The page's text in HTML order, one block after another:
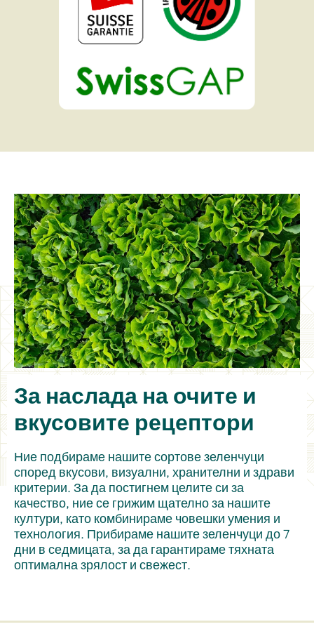
За наслада на очите и
вкусовите рецептори
Ние подбираме нашите сортове зеленчуци
според вкусови, визуални, хранителни и здрави
критерии. За да постигнем целите си за
качество, ние се грижим щателно за нашите
култури, като комбинираме човешки умения и
технология. Прибираме нашите зеленчуци до 7
дни в седмицата, за да гарантираме тяхната
оптимална зрялост и свежест.